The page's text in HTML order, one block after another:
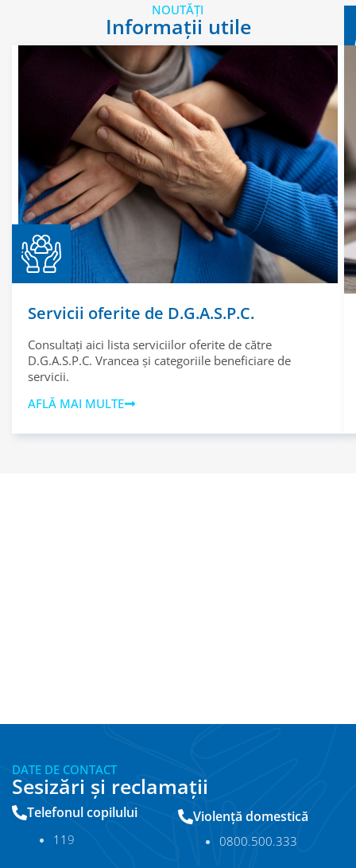
NOUTĂȚI
Informații utile
Servicii oferite de D.G.A.S.P.C.
Consultați aici lista serviciilor oferite de către
D.G.A.S.P.C. Vrancea și categoriile beneficiare de
servicii.
AFLĂ MAI MULTE
DATE DE CONTACT
Sesizări și reclamații
Telefonul copilului
11 9
Violență domestică
0800.500.333